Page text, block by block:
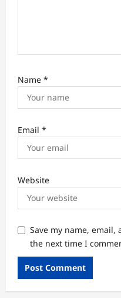
Name *
Email *
Website
Save my name,
the next time I